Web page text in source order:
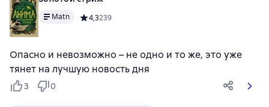
Matn Средний рейтинг 4,3 на основе 239 оценок
4,3239
Опасно и невозможно – не одно и то же, это уже
тянет на лучшую новость дня
3 0